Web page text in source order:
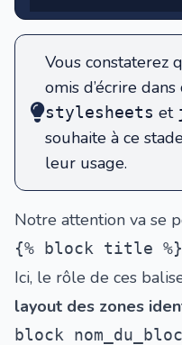
Vous constaterez
omis d’écrire
stylesheets et
souhaite à ce
leur usage.
Notre attention va se
{% block title %}
Ici, le rôle de ces
layout des zones
block